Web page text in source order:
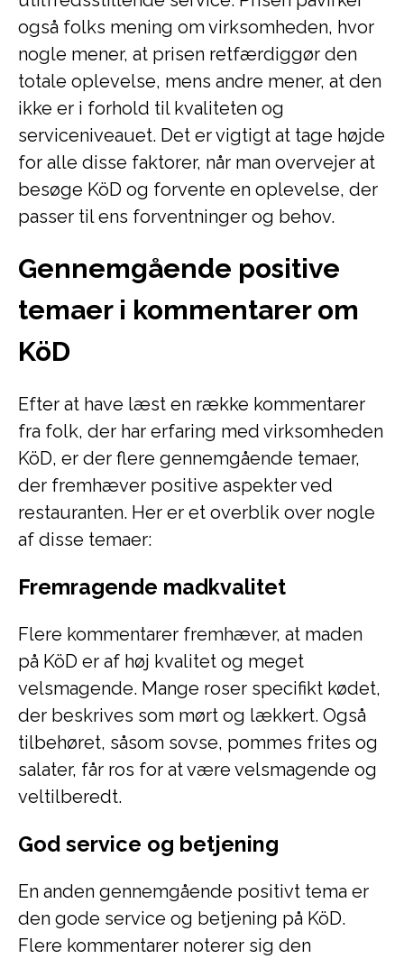
også folks mening om virksomheden, hvor
nogle mener, at prisen retfærdiggør den
totale oplevelse, mens andre mener, at den
ikke er i forhold til kvaliteten og
serviceniveauet. Det er vigtigt at tage højde
for alle disse faktorer, når man overvejer at
besøge KöD og forvente en oplevelse, der
passer til ens forventninger og behov.
Gennemgående positive
temaer i kommentarer om
KöD
Efter at have læst en række kommentarer
fra folk, der har erfaring med virksomheden
KöD, er der flere gennemgående temaer,
der fremhæver positive aspekter ved
restauranten. Her er et overblik over nogle
af disse temaer:
Fremragende madkvalitet
Flere kommentarer fremhæver, at maden
på KöD er af høj kvalitet og meget
velsmagende. Mange roser specifikt kødet,
der beskrives som mørt og lækkert. Også
tilbehøret, såsom sovse, pommes frites og
salater, får ros for at være velsmagende og
veltilberedt.
God service og betjening
En anden gennemgående positivt tema er
den gode service og betjening på KöD.
Flere kommentarer noterer sig den